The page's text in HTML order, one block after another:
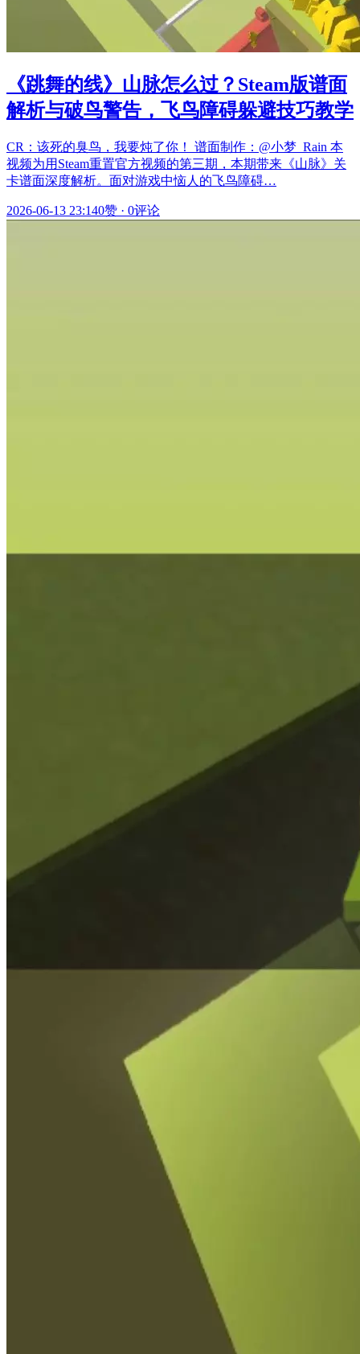
《跳舞的线》山脉怎么过？Steam版谱面
解析与破鸟警告，飞鸟障碍躲避技巧教学
CR：该死的臭鸟，我要炖了你！ 谱面制作：@小梦_Rain 本
视频为用Steam重置官方视频的第三期，本期带来《山脉》关
卡谱面深度解析。面对游戏中恼人的飞鸟障碍…
2026-06-13 23:140赞 · 0评论